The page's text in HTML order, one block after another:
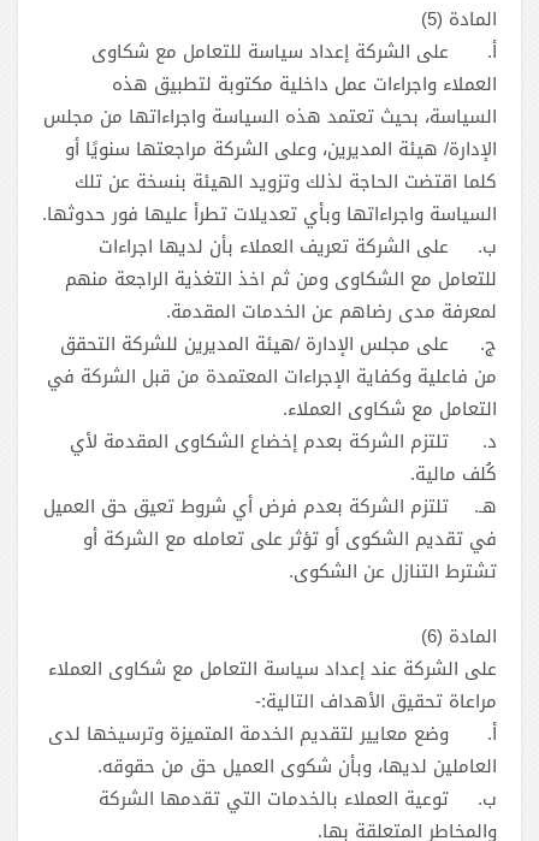
المادة (5) ‏
‌أ.
على الشركة إعداد سياسة للتعامل مع شكاوى
العملاء واجراءات عمل داخلية مكتوبة لتطبيق هذه
السياسة، بحيث تعتمد هذه السياسة واجراءاتها من مجلس
الإدارة/ هيئة المديرين، وعلى الشركة مراجعتها سنويًا أو
كلما اقتضت الحاجة لذلك وتزويد الهيئة بنسخة عن تلك
السياسة واجراءاتها وبأي تعديلات تطرأ عليها فور حدوثها.
‌ب.
على الشركة تعريف العملاء بأن لديها اجراءات
للتعامل مع الشكاوى ومن ثم اخذ التغذية الراجعة منهم
لمعرفة مدى رضاهم عن الخدمات المقدمة.
‌ج.
على مجلس الإدارة /هيئة المديرين للشركة التحقق
من فاعلية وكفاية الإجراءات المعتمدة من قبل الشركة في
التعامل مع شكاوى العملاء.
‌د.
تلتزم الشركة بعدم إخضاع الشكاوى المقدمة لأي
كُلف مالية.
هـ.
تلتزم الشركة بعدم فرض أي شروط تعيق حق العميل
في تقديم الشكوى أو تؤثر على تعامله مع الشركة أو
تشترط التنازل عن الشكوى.
المادة (6)
على الشركة عند إعداد سياسة التعامل مع شكاوى العملاء
مراعاة تحقيق الأهداف التالية:-
‌أ.
وضع معايير لتقديم الخدمة المتميزة وترسيخها لدى
العاملين لديها، وبأن شكوى العميل حق من حقوقه.
‌ب.
توعية العملاء بالخدمات التي تقدمها الشركة
والمخاطر المتعلقة بها.